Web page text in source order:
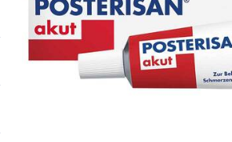
Neuheiten
Sale
Diabetes
Körperpflege & Kosmetik